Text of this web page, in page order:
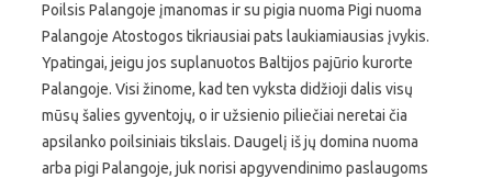
Poilsis Palangoje įmanomas ir su pigia nuoma Pigi nuoma
Palangoje Atostogos tikriausiai pats laukiamiausias įvykis.
Ypatingai, jeigu jos suplanuotos Baltijos pajūrio kurorte
Palangoje. Visi žinome, kad ten vyksta didžioji dalis visų
mūsų šalies gyventojų, o ir užsienio piliečiai neretai čia
apsilanko poilsiniais tikslais. Daugelį iš jų domina nuoma
arba pigi Palangoje, juk norisi apgyvendinimo paslaugoms